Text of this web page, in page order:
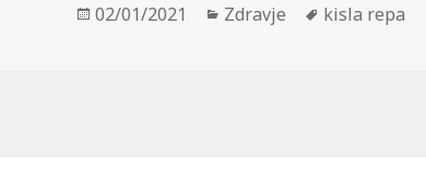
Posted
02/01/2021 Categories
Zdravje Tags
kisla repa